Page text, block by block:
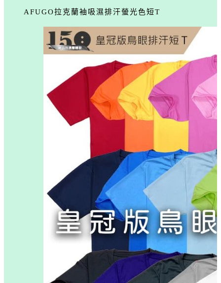
AFUGO拉克蘭袖吸濕排汗螢光色短T